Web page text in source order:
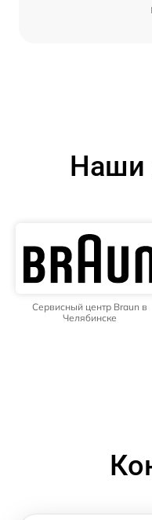
Наши
Сервисный центр Braun в
Челябинске